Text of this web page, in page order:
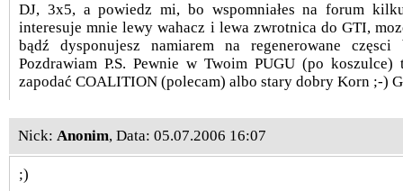
DJ, 3x5, a powiedz mi, bo wspomniałes na forum
interesuje mnie lewy wahacz i lewa zwrotnica do GTI,
bądź dysponujesz namiarem na regenerowane
Pozdrawiam P.S. Pewnie w Twoim PUGU (po
zapodać COALITION (polecam) albo stary dobry Korn ;-)
Nick: Anonim, Data: 05.07.2006 16:07
;)